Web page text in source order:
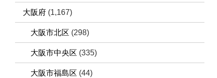
大阪府 (1,167)
大阪市北区 (298)
大阪市中央区 (335)
大阪市福島区 (44)